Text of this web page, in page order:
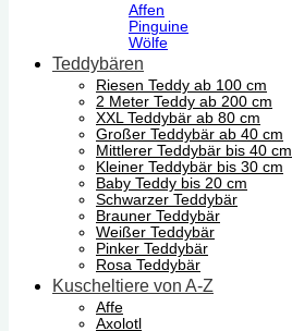
Affen
Pinguine
Wölfe
Teddybären
Riesen Teddy ab 100 cm
2 Meter Teddy ab 200 cm
XXL Teddybär ab 80 cm
Großer Teddybär ab 40 cm
Mittlerer Teddybär bis 40 cm
Kleiner Teddybär bis 30 cm
Baby Teddy bis 20 cm
Schwarzer Teddybär
Brauner Teddybär
Weißer Teddybär
Pinker Teddybär
Rosa Teddybär
Kuscheltiere von A-Z
Affe
Axolotl